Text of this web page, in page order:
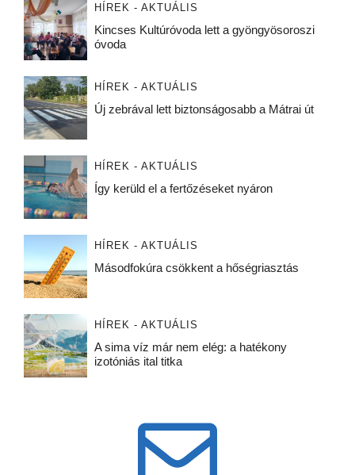
HÍREK - AKTUÁLIS
Kincses Kultúróvoda lett a gyöngyösoroszi
óvoda
HÍREK - AKTUÁLIS
Új zebrával lett biztonságosabb a Mátrai út
HÍREK - AKTUÁLIS
Így kerüld el a fertőzéseket nyáron
HÍREK - AKTUÁLIS
Másodfokúra csökkent a hőségriasztás
HÍREK - AKTUÁLIS
A sima víz már nem elég: a hatékony
izotóniás ital titka